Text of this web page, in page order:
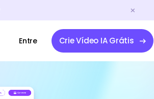
Entre Crie Vídeo IA Grátis